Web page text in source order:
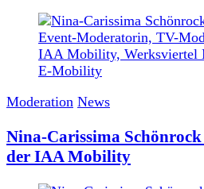
Moderation News
Nina-Carissima
der IAA Mobility